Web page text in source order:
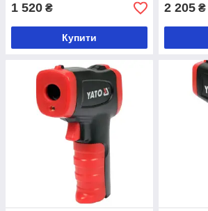
1 520 ₴
Купити
2 205 ₴